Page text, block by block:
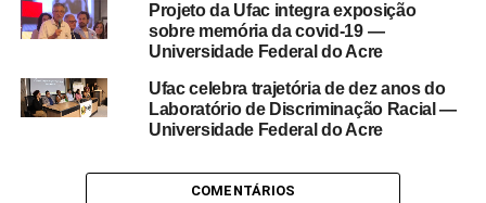
Projeto da Ufac integra exposição
sobre memória da covid-19 —
Universidade Federal do Acre
Ufac celebra trajetória de dez anos do
Laboratório de Discriminação Racial —
Universidade Federal do Acre
COMENTÁRIOS